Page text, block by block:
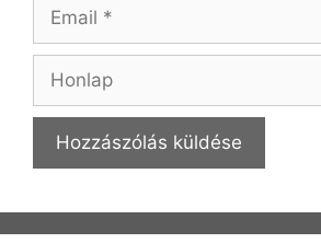
Email
Honlap